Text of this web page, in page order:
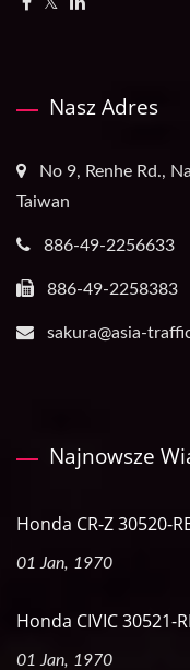
Nasz Adres
No 9, Renhe Rd.,
Taiwan
886-49-2256633
886-49-2258383
sakura@asia-
Najnowsze
Honda CR-Z 30520-
01 Jan, 1970
Honda CIVIC 30521-
01 Jan, 1970